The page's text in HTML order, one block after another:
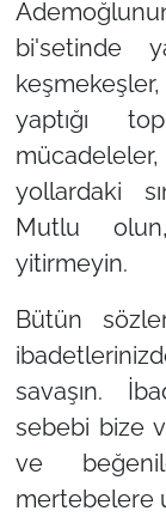
bi'setinde
yaptığı
yollardaki
Mutlu
yitirmeyin.
Bütün
savaşın.
sebebi bize
ve
mertebelere